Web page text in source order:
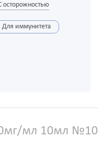
осторожностью
Для иммунитета
мл 10мл №10